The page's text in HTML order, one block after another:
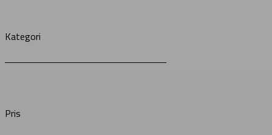
Kategori
Pris